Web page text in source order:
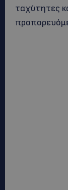
ταχύτητες